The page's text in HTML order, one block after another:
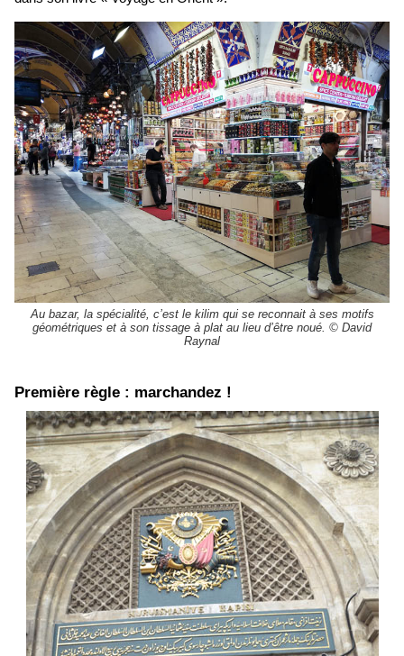
Au bazar, la spécialité, c’est le kilim qui se reconnait à ses motifs
géométriques et à son tissage à plat au lieu d’être noué. © David
Raynal
​Première règle : marchandez !